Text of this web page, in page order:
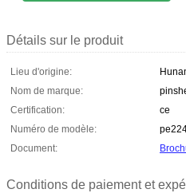
Détails sur le produit
Lieu d'origine:
Nom de marque:
Certification:
ce
Numéro de modèle:
Document:
Conditions de paiement et